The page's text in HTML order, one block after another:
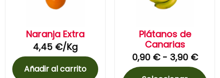
Naranja Extra
4,45 €/Kg
Añadir al carrito
Plátanos de
Canarias
0,90 € - 3,90 €